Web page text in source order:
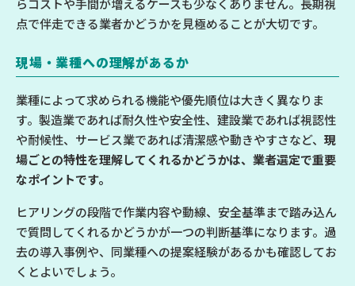
らコストや手間が増えるケースも少なくありません。長期視
点で伴走できる業者かどうかを見極めることが大切です。
現場・業種への理解があるか
業種によって求められる機能や優先順位は大きく異なりま
す。製造業であれば耐久性や安全性、建設業であれば視認性
や耐候性、サービス業であれば清潔感や動きやすさなど、 現
場ごとの特性を理解してくれるかどうかは、業者選定で重要
なポイントです。
ヒアリングの段階で作業内容や動線、安全基準まで踏み込ん
で質問してくれるかどうかが一つの判断基準になります。過
去の導入事例や、同業種への提案経験があるかも確認してお
くとよいでしょう。